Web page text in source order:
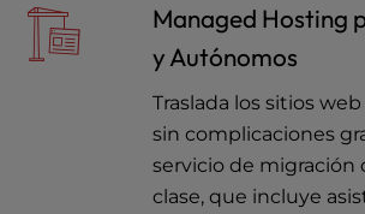
Managed Hosting
y Autónomos
Traslada los sitios
sin complicaciones
servicio de migración
clase, que incluye